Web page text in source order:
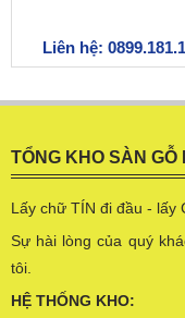
Liên hệ:
TỔNG KHO SÀN GỖ
Lấy chữ TÍN đi đầu - lấy
Sự hài lòng của quý
tôi.
HỆ THỐNG KHO: